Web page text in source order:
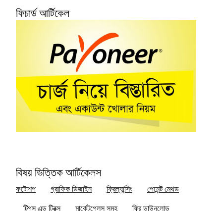
ফিচার্ড আর্টিকেল
বিষয় ভিত্তিক আর্টিকেলস
ফটোশপ গ্রাফিক ডিজাইন ফ্রিল্যান্সিং পেমেন্ট মেথড
টিপস এন্ড ট্রিক্স মার্কেটপ্লেস সমূহ ফ্রি ডাউনলোড